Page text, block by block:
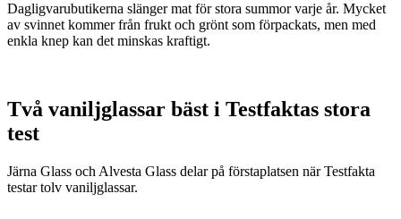
Dagligvarubutikerna slänger mat för stora summor varje år. Mycket
av svinnet kommer från frukt och grönt som förpackats, men med
enkla knep kan det minskas kraftigt.
Två vaniljglassar bäst i Testfaktas stora
test
Järna Glass och Alvesta Glass delar på förstaplatsen när Testfakta
testar tolv vaniljglassar.